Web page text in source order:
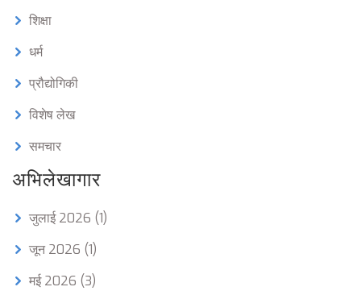
शिक्षा
धर्म
प्रौद्योगिकी
विशेष लेख
समचार
अभिलेखागार
जुलाई 2026 (1)
जून 2026 (1)
मई 2026 (3)